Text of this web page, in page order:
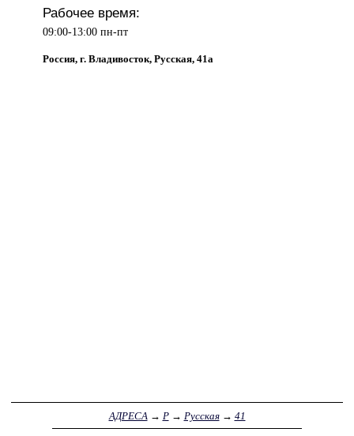
Рабочее время:
09:00-13:00 пн-пт
Россия, г. Владивосток, Русская, 41а
АДРЕСА → Р→ Русская→ 41